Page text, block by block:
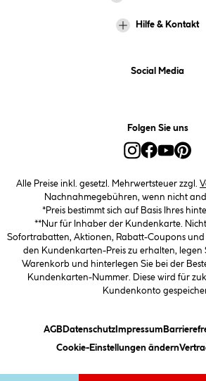
Hilfe & Kontakt
Social Media
Folgen Sie uns
Alle Preise inkl. gesetzl. Mehrwertsteuer zzgl.
Nachnahmegebühren, wenn nicht
*Preis bestimmt sich auf Basis Ihres
**Nur für Inhaber der Kundenkarte.
Sofortrabatten, Aktionen, Rabatt-Coupons und
den Kundenkarten-Preis zu erhalten, legen
Warenkorb und hinterlegen Sie bei der
Kundenkarten-Nummer. Diese wird für
Kundenkonto
AGB(öffnet ein Dialogfeld)
Datenschutz(öffnet ein Dialogfeld)
Impressum(öffnet
Cookie-Einstellungen ändern